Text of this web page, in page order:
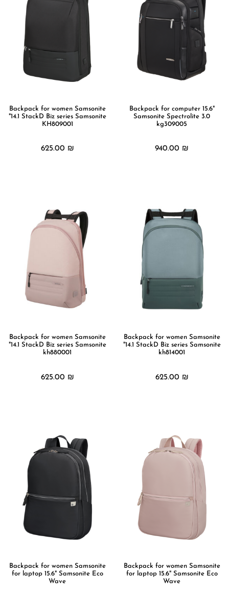
Backpack for computer 15.6"
Samsonite Spectrolite 3.0
kg309005
940.00 ₪
Backpack for women Samsonite
"14.1 StackD Biz series Samsonite
KH809001
625.00 ₪
Backpack for women Samsonite
"14.1 StackD Biz series Samsonite
kh814001
625.00 ₪
Backpack for women Samsonite
"14.1 StackD Biz series Samsonite
kh880001
625.00 ₪
Backpack for women Samsonite
for laptop 15.6" Samsonite Eco
Wave
Backpack for women Samsonite
for laptop 15.6" Samsonite Eco
Wave